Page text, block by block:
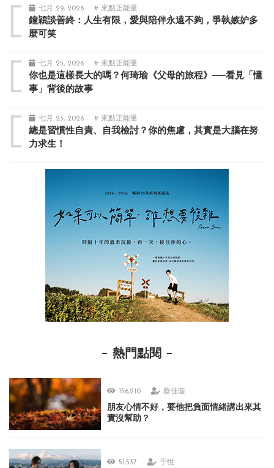
七月 29, 2026 # 來點正能量
鐘穎談善終：人生有限，愛與陪伴永遠不夠，爭執嫉妒多
麼可笑
七月 25, 2026 # 來點正能量
你也是這樣長大的嗎？何琦瑜《父母的旅程》──看見「懂
事」背後的故事
七月 23, 2026 # 來點正能量
總是習慣性自責、自我檢討？你的焦慮，其實是大腦在努
力求生！
熱門點閱
156,210 蔡佳璇
朋友心情不好，要他把負面情緒講出來其
實沒幫助？
51,537 于悅